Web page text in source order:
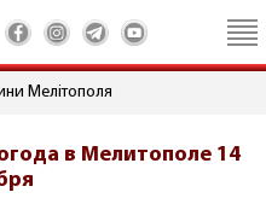
Мелітополя
в Мелитополе 14